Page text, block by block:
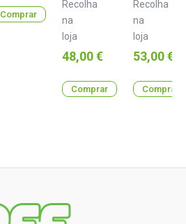
Comprar
Recolha
na
loja
Preço
48,00 €
Comprar
Recolha
na
loja
Preço
53,00 €
Comprar